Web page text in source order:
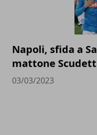
Napoli, sfida a
mattone
03/03/2023